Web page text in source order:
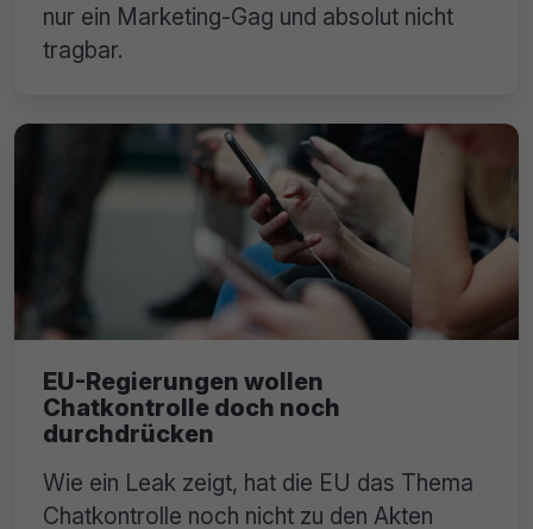
nur ein Marketing-Gag und absolut nicht
tragbar.
EU-Regierungen wollen
Chatkontrolle doch noch
durchdrücken
Wie ein Leak zeigt, hat die EU das Thema
Chatkontrolle noch nicht zu den Akten